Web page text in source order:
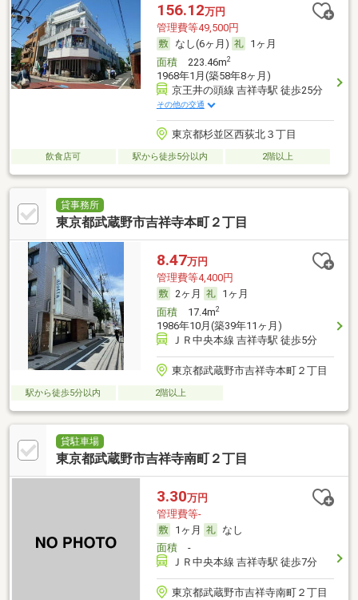
156.12万円
管理費等49,500円
なし(6ヶ月)
1ヶ月
面積223.46m2
1968年1月(築58年8ヶ月)
京王井の頭線 吉祥寺駅 徒歩25分
その他の交通
東京都杉並区西荻北３丁目
飲食店可 駅から徒歩5分以内 2階以上
貸事務所
東京都武蔵野市吉祥寺本町２丁目
8.47万円
管理費等4,400円
2ヶ月
1ヶ月
面積17.4m2
1986年10月(築39年11ヶ月)
ＪＲ中央本線 吉祥寺駅 徒歩5分
東京都武蔵野市吉祥寺本町２丁目
駅から徒歩5分以内 2階以上
貸駐車場
東京都武蔵野市吉祥寺南町２丁目
3.30万円
管理費等-
1ヶ月
なし
面積-
ＪＲ中央本線 吉祥寺駅 徒歩7分
東京都武蔵野市吉祥寺南町２丁目